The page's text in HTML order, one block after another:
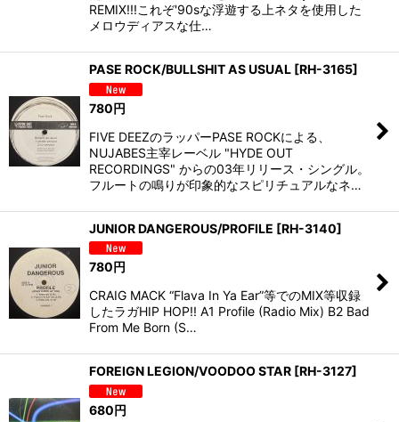
REMIX!!!これぞ'90sな浮遊する上ネタを使用した
メロウディアスな仕…
PASE ROCK/BULLSHIT AS USUAL [RH-3165]
780円
FIVE DEEZのラッパーPASE ROCKによる、
NUJABES主宰レーベル "HYDE OUT
RECORDINGS" からの03年リリース・シングル。
フルートの鳴りが印象的なスピリチュアルなネ…
JUNIOR DANGEROUS/PROFILE [RH-3140]
780円
CRAIG MACK “Flava In Ya Ear”等でのMIX等収録
したラガHIP HOP!! A1 Profile (Radio Mix) B2 Bad
From Me Born (S…
FOREIGN LEGION/VOODOO STAR [RH-3127]
680円